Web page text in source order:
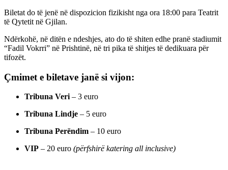
Biletat do të jenë në dispozicion fizikisht nga ora 18:00 para Teatrit
të Qytetit në Gjilan.
Ndërkohë, në ditën e ndeshjes, ato do të shiten edhe pranë stadiumit
“Fadil Vokrri” në Prishtinë, në tri pika të shitjes të dedikuara për
tifozët.
Çmimet e biletave janë si vijon:
Tribuna Veri – 3 euro
Tribuna Lindje – 5 euro
Tribuna Perëndim – 10 euro
VIP – 20 euro (përfshirë katering all inclusive)